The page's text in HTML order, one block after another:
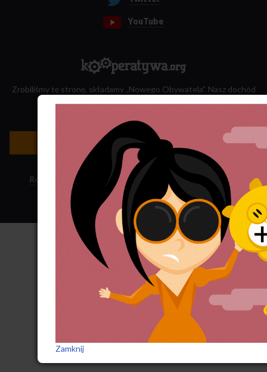
YouTube
Zrobiliśmy tę stronę, składamy „Nowego Obywatela”. Nasz dochód
Newsletter »
Regulamin sklepu Polityka ciasteczek · Subskrypcja RSS
Zamknij